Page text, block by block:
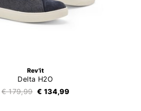
Rev'it
Delta H2O
€ 179,99 € 134,99